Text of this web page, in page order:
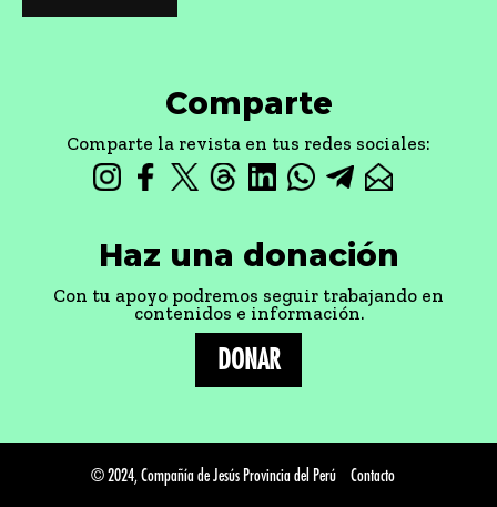
Comparte
Comparte la revista en tus redes sociales:
Haz una donación
Con tu apoyo podremos seguir trabajando en
contenidos e información.
DONAR
© 2024, Compañía de Jesús Provincia del Perú Contacto